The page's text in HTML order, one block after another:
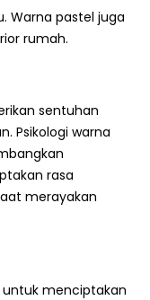
Warna pastel juga
rumah.
sentuhan
Psikologi warna
rasa
merayakan
untuk menciptakan